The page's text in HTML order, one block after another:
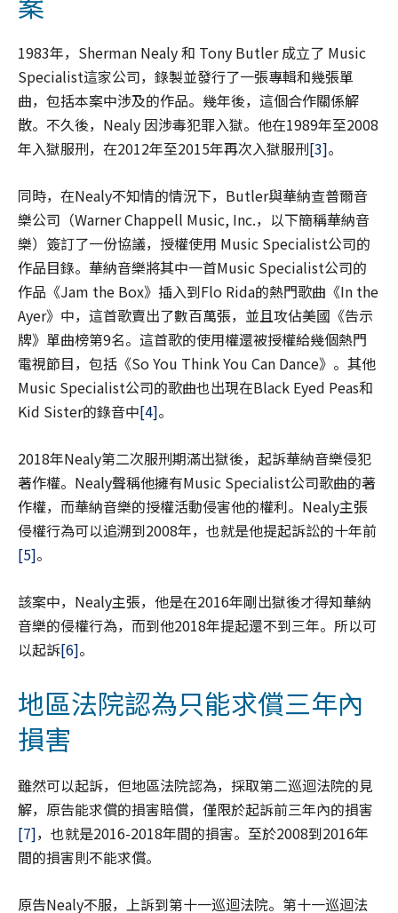
1983年，Sherman Nealy 和 Tony Butler 成立了 Music
Specialist這家公司，錄製並發行了一張專輯和幾張單
曲，包括本案中涉及的作品。幾年後，這個合作關係解
散。不久後，Nealy 因涉毒犯罪入獄。他在1989年至2008
年入獄服刑，在2012年至2015年再次入獄服刑[3]。
同時，在Nealy不知情的情況下，Butler與華納查普爾音
樂公司（Warner Chappell Music, Inc.，以下簡稱華納音
樂）簽訂了一份協議，授權使用 Music Specialist公司的
作品目錄。華納音樂將其中一首Music Specialist公司的
作品《Jam the Box》插入到Flo Rida的熱門歌曲《In the
Ayer》中，這首歌賣出了數百萬張，並且攻佔美國《告示
牌》單曲榜第9名。這首歌的使用權還被授權給幾個熱門
電視節目，包括《So You Think You Can Dance》。其他
Music Specialist公司的歌曲也出現在Black Eyed Peas和
Kid Sister的錄音中[4]。
2018年Nealy第二次服刑期滿出獄後，起訴華納音樂侵犯
著作權。Nealy聲稱他擁有Music Specialist公司歌曲的著
作權，而華納音樂的授權活動侵害他的權利。Nealy主張
侵權行為可以追溯到2008年，也就是他提起訴訟的十年前
[5]。
該案中，Nealy主張，他是在2016年剛出獄後才得知華納
音樂的侵權行為，而到他2018年提起還不到三年。所以可
以起訴[6]。
地區法院認為只能求償三年內
損害
雖然可以起訴，但地區法院認為，採取第二巡迴法院的見
解，原告能求償的損害賠償，僅限於起訴前三年內的損害
[7]，也就是2016-2018年間的損害。至於2008到2016年
間的損害則不能求償。
原告Nealy不服，上訴到第十一巡迴法院。第十一巡迴法